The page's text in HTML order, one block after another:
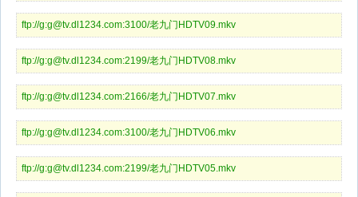
ftp://g:g@tv.dl1234.com:3100/老九门HDTV09.mkv
ftp://g:g@tv.dl1234.com:2199/老九门HDTV08.mkv
ftp://g:g@tv.dl1234.com:2166/老九门HDTV07.mkv
ftp://g:g@tv.dl1234.com:3100/老九门HDTV06.mkv
ftp://g:g@tv.dl1234.com:2199/老九门HDTV05.mkv